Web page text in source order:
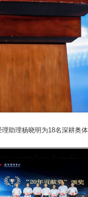
助理杨晓明为18名深耕奥